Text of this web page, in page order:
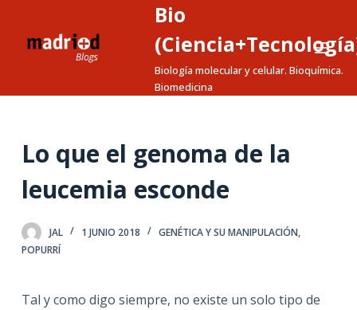
a
n
Bio
Biología molecular y celular. Bioquímica.
Biomedicina
Lo que el genoma de la
leucemia esconde
JAL 1 JUNIO 2018 GENÉTICA Y SU MANIPULACIÓN,
POPURRÍ
Tal y como digo siempre, no existe un solo tipo de